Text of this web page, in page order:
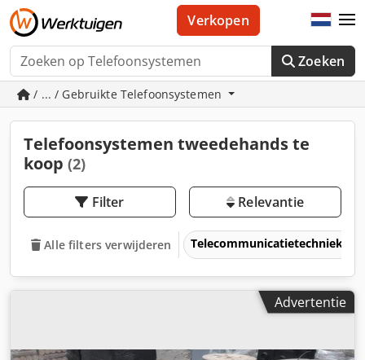
Zoeken
Verkopen
/ ... / Gebruikte Telefoonsystemen
Telefoonsystemen tweedehands te
koop (2)
Filter Relevantie
Alle filters verwijderen Telecommunicatietechniek &
Advertentie